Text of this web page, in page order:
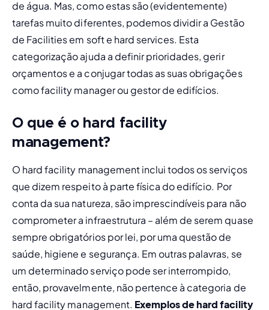
de água. Mas, como estas são (evidentemente)
tarefas muito diferentes, podemos dividir a Gestão
de Facilities em soft e hard services. Esta
categorização ajuda a definir prioridades, gerir
orçamentos e a conjugar todas as suas obrigações
como facility manager ou gestor de edifícios.
O que é o hard facility
management?
O hard facility management inclui todos os serviços
que dizem respeito à parte física do edifício. Por
conta da sua natureza, são imprescindíveis para não
comprometer a infraestrutura – além de serem quase
sempre obrigatórios por lei, por uma questão de
saúde, higiene e segurança. Em outras palavras, se
um determinado serviço pode ser interrompido,
hard facility management. Exemplos de hard facility